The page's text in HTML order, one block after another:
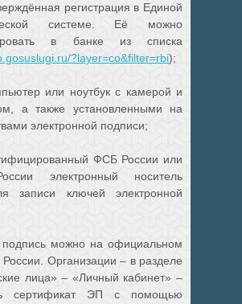
регистрация в Единой
системе. Её можно
в банке из списка
?layer=co&filter=rbi);
или ноутбук с камерой и
а также установленными на
электронной подписи;
ФСБ России или
электронный носитель
записи ключей электронной
можно на официальном
Организации – в разделе
лица» – «Личный кабинет» –
сертификат ЭП с помощью